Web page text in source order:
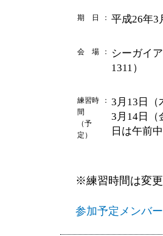
期 日 ： 平成26年3
会 場 ：
シーガイ
1311）
練習時
間
（予
定）
： 3月13日（
3月14日（
日は午前
※練習時間は変
参加予定メンバー